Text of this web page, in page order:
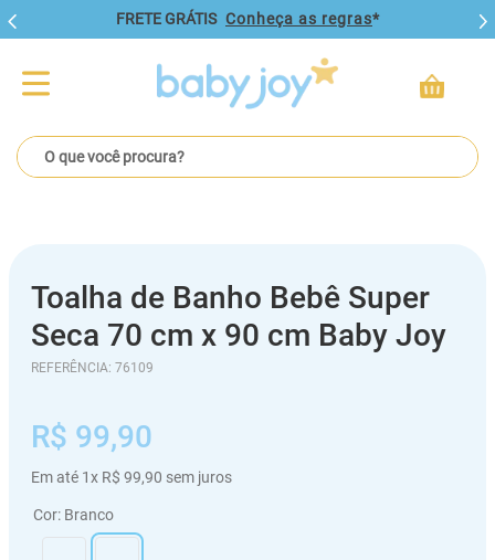
FRETE GRÁTIS Conheça as regras*
O que você procura?
Toalha de Banho Bebê Super
Seca 70 cm x 90 cm Baby Joy
REFERÊNCIA: 76109
R$ 99,90
Em até 1x R$ 99,90 sem juros
Cor: Branco